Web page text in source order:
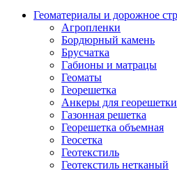
Геоматериалы и дорожное
Агропленки
Бордюрный камень
Брусчатка
Габионы и матрацы
Геоматы
Георешетка
Анкеры для георешетки
Газонная решетка
Георешетка объемная
Геосетка
Геотекстиль
Геотекстиль нетканый